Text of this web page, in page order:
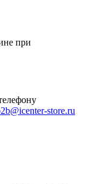
при
store.ru